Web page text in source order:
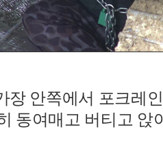
장 안쪽에서 포크레
동여매고 버티고 앉